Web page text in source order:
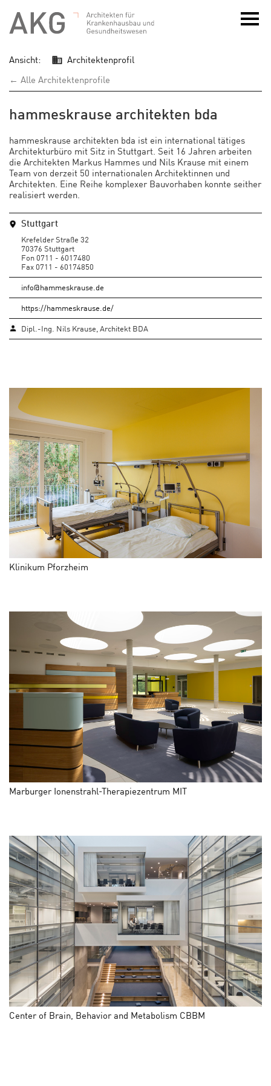
Ansicht:
Architektenprofil
← Alle Architektenprofile
hammeskrause architekten bda
hammeskrause architekten bda ist ein international tätiges
Architekturbüro mit Sitz in Stuttgart. Seit 16 Jahren arbeiten
die Architekten Markus Hammes und Nils Krause mit einem
Team von derzeit 50 internationalen Architektinnen und
Architekten. Eine Reihe komplexer Bauvorhaben konnte seither
realisiert werden.
Stuttgart
Krefelder Straße 32
70376 Stuttgart
Fon 0711 - 6017480
Fax 0711 - 60174850
info@hammeskrause.de
https://hammeskrause.de/
Dipl.-Ing. Nils Krause, Architekt BDA
Klinikum Pforzheim
Marburger Ionenstrahl-Therapiezentrum MIT
Center of Brain, Behavior and Metabolism CBBM